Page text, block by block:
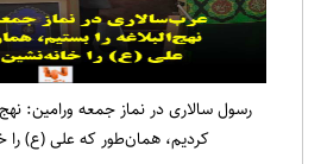
رسول سالاری در نماز جمعه ورامین:
کردیم، همان‌طور که علی (ع) را